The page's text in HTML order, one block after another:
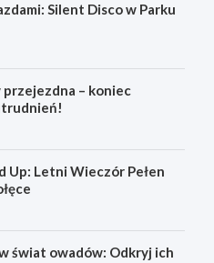
Silent Disco w Parku
przejezdna – koniec
Up: Letni Wieczór Pełen
świat owadów: Odkryj ich